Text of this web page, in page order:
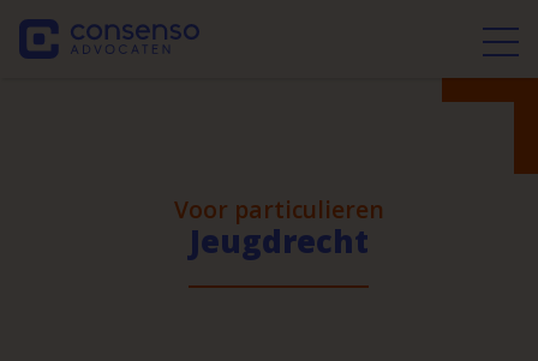
Voor particulieren
Jeugdrecht